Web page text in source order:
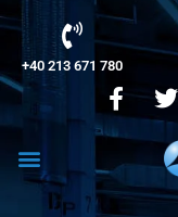
+40 213 671 780